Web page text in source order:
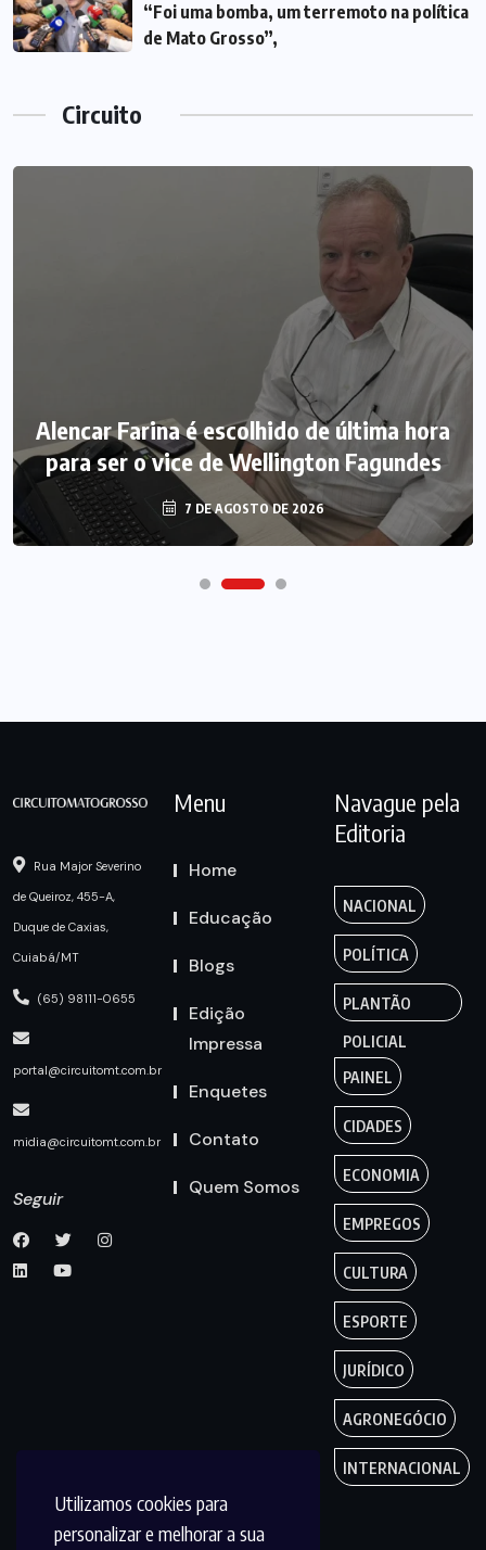
Utilizamos cookies para
personalizar e melhorar a sua
“Foi uma bomba, um terremoto na política
de Mato Grosso”,
Circuito
Alencar Farina é escolhido de última hora
para ser o vice de Wellington Fagundes
7 DE AGOSTO DE 2026
Rua Major Severino
de Queiroz, 455-A,
Duque de Caxias,
Cuiabá/MT
(65) 98111-0655
portal@circuitomt.com.br
midia@circuitomt.com.br
Seguir
Menu
Home
Educação
Blogs
Edição
Impressa
Enquetes
Contato
Quem Somos
Navague pela
Editoria
NACIONAL
POLÍTICA
PLANTÃO
POLICIAL
PAINEL
CIDADES
ECONOMIA
EMPREGOS
CULTURA
ESPORTE
JURÍDICO
AGRONEGÓCIO
INTERNACIONAL